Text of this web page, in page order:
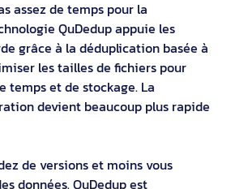
assez de temps pour la
QuDedup appuie les
grâce à la déduplication basée à
les tailles de fichiers pour
temps et de stockage. La
devient beaucoup plus rapide
de versions et moins vous
données. QuDedup est